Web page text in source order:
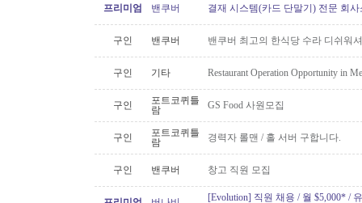
프리미엄 밴쿠버 결재 시스템(카드 단말기) 전문 회
구인 밴쿠버 밴쿠버 최고의 한식당 수라 디쉬워
구인 기타 Restaurant Operation Opportunity in
구인
포트코퀴틀
람
GS Food 사원모집
구인
포트코퀴틀
람
경력자 롤맨 / 홀 서버 구합니다.
구인 밴쿠버 창고 직원 모집
[Evolution] 직원 채용 / 월 $5,000* /